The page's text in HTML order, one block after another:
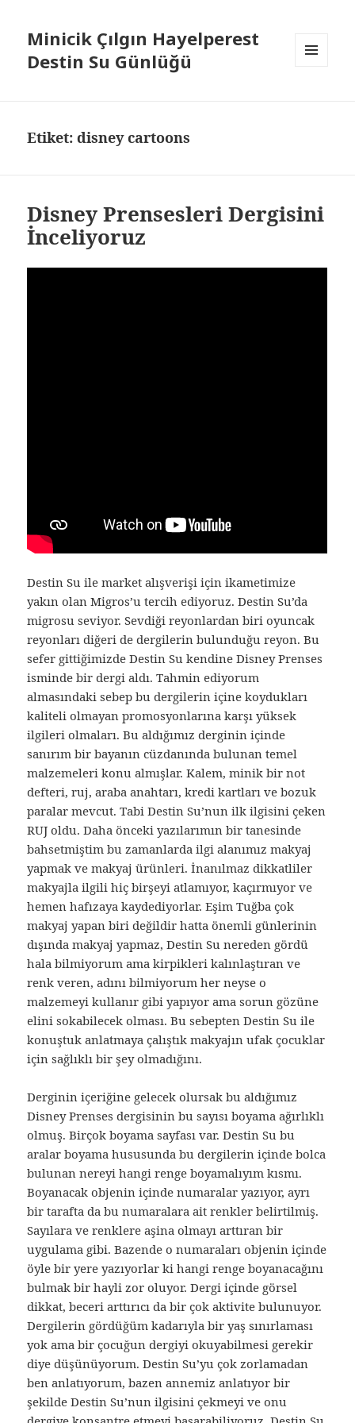
Minicik Çılgın Hayelperest
Destin Su Günlüğü
Etiket: disney cartoons
Disney Prensesleri Dergisini
İnceliyoruz
Destin Su ile market alışverişi için ikametimize
yakın olan Migros’u tercih ediyoruz. Destin Su’da
migrosu seviyor. Sevdiği reyonlardan biri oyuncak
reyonları diğeri de dergilerin bulunduğu reyon. Bu
sefer gittiğimizde Destin Su kendine Disney Prenses
isminde bir dergi aldı. Tahmin ediyorum
almasındaki sebep bu dergilerin içine koydukları
kaliteli olmayan promosyonlarına karşı yüksek
ilgileri olmaları. Bu aldığımız derginin içinde
sanırım bir bayanın cüzdanında bulunan temel
malzemeleri konu almışlar. Kalem, minik bir not
defteri, ruj, araba anahtarı, kredi kartları ve bozuk
paralar mevcut. Tabi Destin Su’nun ilk ilgisini çeken
RUJ oldu. Daha önceki yazılarımın bir tanesinde
bahsetmiştim bu zamanlarda ilgi alanımız makyaj
yapmak ve makyaj ürünleri. İnanılmaz dikkatliler
makyajla ilgili hiç birşeyi atlamıyor, kaçırmıyor ve
hemen hafızaya kaydediyorlar. Eşim Tuğba çok
makyaj yapan biri değildir hatta önemli günlerinin
dışında makyaj yapmaz, Destin Su nereden gördü
hala bilmiyorum ama kirpikleri kalınlaştıran ve
renk veren, adını bilmiyorum her neyse o
malzemeyi kullanır gibi yapıyor ama sorun gözüne
elini sokabilecek olması. Bu sebepten Destin Su ile
konuştuk anlatmaya çalıştık makyajın ufak çocuklar
için sağlıklı bir şey olmadığını.
Derginin içeriğine gelecek olursak bu aldığımız
Disney Prenses dergisinin bu sayısı boyama ağırlıklı
olmuş. Birçok boyama sayfası var. Destin Su bu
aralar boyama hususunda bu dergilerin içinde bolca
bulunan nereyi hangi renge boyamalıyım kısmı.
Boyanacak objenin içinde numaralar yazıyor, ayrı
bir tarafta da bu numaralara ait renkler belirtilmiş.
Sayılara ve renklere aşina olmayı arttıran bir
uygulama gibi. Bazende o numaraları objenin içinde
öyle bir yere yazıyorlar ki hangi renge boyanacağını
bulmak bir hayli zor oluyor. Dergi içinde görsel
dikkat, beceri arttırıcı da bir çok aktivite bulunuyor.
Dergilerin gördüğüm kadarıyla bir yaş sınırlaması
yok ama bir çocuğun dergiyi okuyabilmesi gerekir
diye düşünüyorum. Destin Su’yu çok zorlamadan
ben anlatıyorum, bazen annemiz anlatıyor bir
şekilde Destin Su’nun ilgisini çekmeyi ve onu